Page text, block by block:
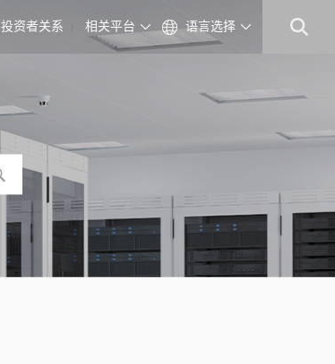
语言选择
相关平台
投资者关系